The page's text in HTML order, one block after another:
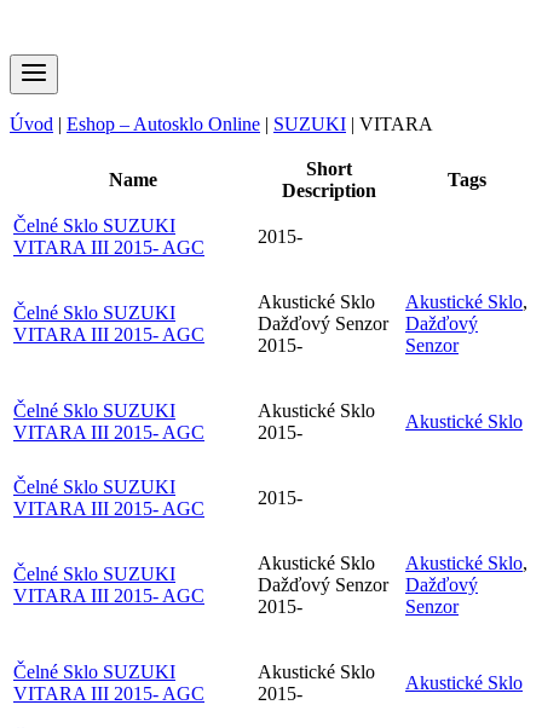
Úvod | Eshop – Autosklo Online | SUZUKI | VITARA
Name
Short
Description
Tags
Čelné Sklo SUZUKI
VITARA III 2015- AGC
2015-
Čelné Sklo SUZUKI
VITARA III 2015- AGC
Akustické Sklo
Dažďový Senzor
2015-
Akustické Sklo,
Dažďový
Senzor
Čelné Sklo SUZUKI
VITARA III 2015- AGC
Akustické Sklo
2015-
Akustické Sklo
Čelné Sklo SUZUKI
VITARA III 2015- AGC
2015-
Čelné Sklo SUZUKI
VITARA III 2015- AGC
Akustické Sklo
Dažďový Senzor
2015-
Akustické Sklo,
Dažďový
Senzor
Čelné Sklo SUZUKI
VITARA III 2015- AGC
Akustické Sklo
2015-
Akustické Sklo